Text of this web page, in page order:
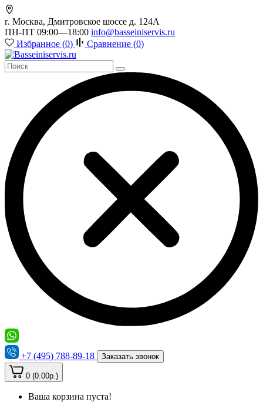
г. Москва, Дмитровское шоссе д. 124А
ПН-ПТ 09:00—18:00 info@basseiniservis.ru
Избранное (0) Сравнение (0)
+7 (495) 788-89-18 Заказать звонок
0 (0.00р.)
Ваша корзина пуста!